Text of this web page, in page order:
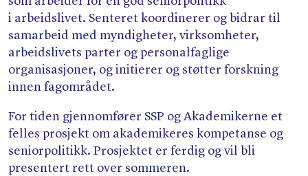
i arbeidslivet. Senteret koordinerer og bidrar til
samarbeid med myndigheter, virksomheter,
arbeidslivets parter og personalfaglige
organisasjoner, og initierer og støtter forskning
innen fagområdet.
For tiden gjennomfører SSP og Akademikerne et
felles prosjekt om akademikeres kompetanse og
seniorpolitikk. Prosjektet er ferdig og vil bli
presentert rett over sommeren.